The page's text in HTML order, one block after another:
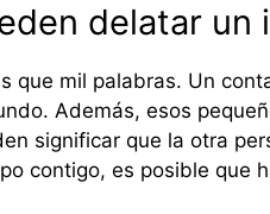
delatar un
que mil palabras. Un
Además, esos
significar que la otra
contigo, es posible que